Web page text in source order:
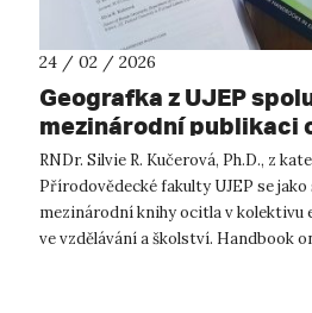
24 / 02 / 2026
Geografka z UJEP
mezinárodní publikaci
vzdělávání
RNDr. Silvie R. Kučerová, Ph.D., z
Přírodovědecké fakulty UJEP se
mezinárodní knihy ocitla v
ve vzdělávání a školství. Handbook